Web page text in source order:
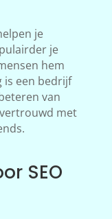
je
je
hem
is een bedrijf
van
met
SEO